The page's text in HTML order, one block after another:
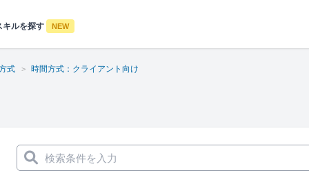
キルを探す NEW
式 時間方式：クライアント向け